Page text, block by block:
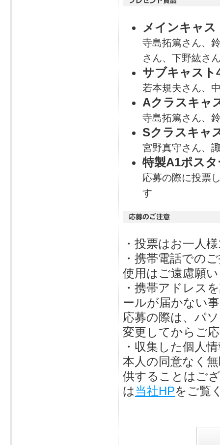
メインキャス
寺島拓篤さん、
さん、下野紘さ
サブキャスト
若本規夫さん、
Aクラスキャ
寺島拓篤さん、
Sクラスキャ
宮野真守さん、
特製A1ポス
応募の際に投票
す
・投票はお一人
・携帯電話での
使用はご遠慮願
・携帯アドレス
ールが届かない
応募の際は、パ
変更してからご
・収集した個人
本人の同意なく
供することはご
は当社HPをご覧